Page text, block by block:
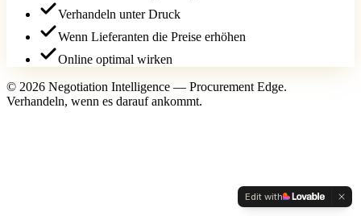
Verhandeln unter Druck
Wenn Lieferanten die Preise erhöhen
Online optimal wirken
© 2026 Negotiation Intelligence — Procurement Edge.
Verhandeln, wenn es darauf ankommt.
Edit with